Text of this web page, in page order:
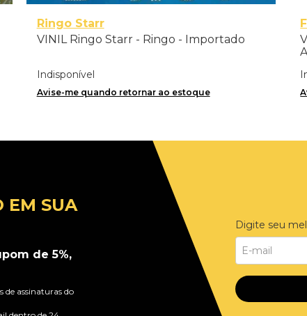
Ringo Starr
VINIL Ringo Starr - Ringo - Importado
Indisponível
Avise-me quando retornar ao estoque
EM SUA
de 5%,
assinaturas do
Digite seu